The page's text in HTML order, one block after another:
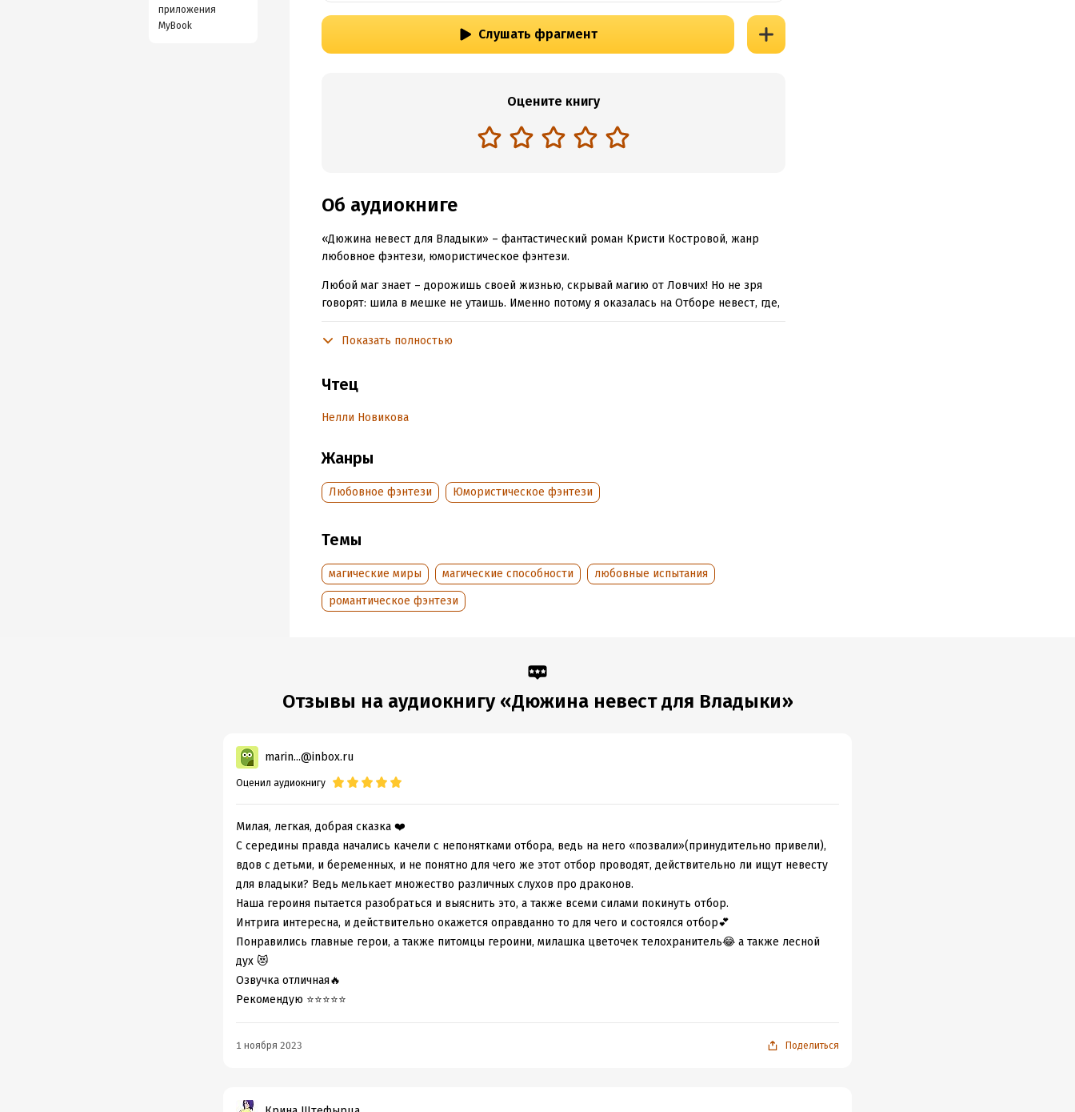
приложения
MyBook
Слушать фрагмент
Оцените книгу
Об аудиокниге
«Дюжина невест для Владыки» – фантастический роман Кристи Костровой, жанр
любовное фэнтези, юмористическое фэнтези.
Любой маг знает – дорожишь своей жизнью, скрывай магию от Ловчих! Но не зря
говорят: шила в мешке не утаишь. Именно потому я оказалась на Отборе невест, где,
поладить с навязанным питомцем, сохранить силу духа и… мое бедное сердце?
Saint-Saens-Kevin MacLeod / Aquarium
© Кострова Кристи
© ИДДК
Подробная информация
Дата поступления:
Показать полностью
Чтец
Нелли Новикова
Жанры
Любовное фэнтези Юмористическое фэнтези
Темы
магические миры магические способности
любовные испытания
романтическое фэнтези
Отзывы на аудиокнигу «Дюжина невест для Владыки»
marin...@inbox.ru
Оценил аудиокнигу
Милая, легкая, добрая сказка ❤️
С середины правда начались качели с непонятками отбора, ведь на него «позвали»(принудительно привели),
вдов с детьми, и беременных, и не понятно для чего же этот отбор проводят, действительно ли ищут невесту
для владыки? Ведь мелькает множество различных слухов про драконов.
Наша героиня пытается разобраться и выяснить это, а также всеми силами покинуть отбор.
Интрига интересна, и действительно окажется оправданно то для чего и состоялся отбор💕
Понравились главные герои, а также питомцы героини, милашка цветочек телохранитель😂 а также лесной
дух 😻
Озвучка отличная🔥
Рекомендую ⭐️⭐️⭐️⭐️⭐️
1 ноября 2023 Поделиться